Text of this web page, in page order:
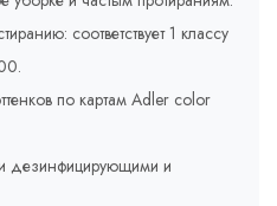
соответствует 1 классу
по картам Adler соlor
дезинфицирующими и